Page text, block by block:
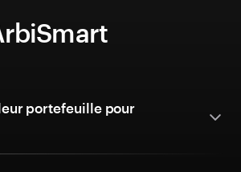
portefeuille pour